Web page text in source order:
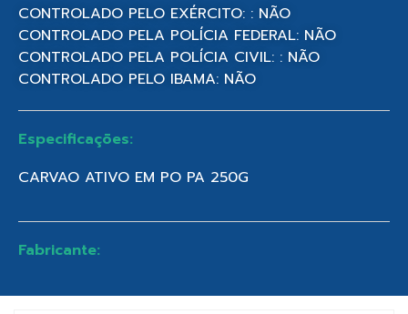
CONTROLADO PELO EXÉRCITO: : NÃO
CONTROLADO PELA POLÍCIA FEDERAL: NÃO
CONTROLADO PELA POLÍCIA CIVIL: : NÃO
CONTROLADO PELO IBAMA: NÃO
Especificações:
CARVAO ATIVO EM PO PA 250G
Fabricante: